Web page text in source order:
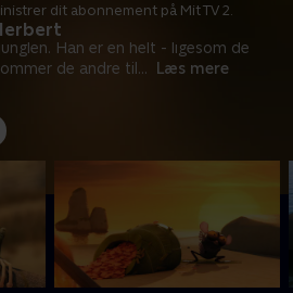
Han er en helt - ligesom de
de andre til ... Læs mere
dit abonnement på Mit TV 2.